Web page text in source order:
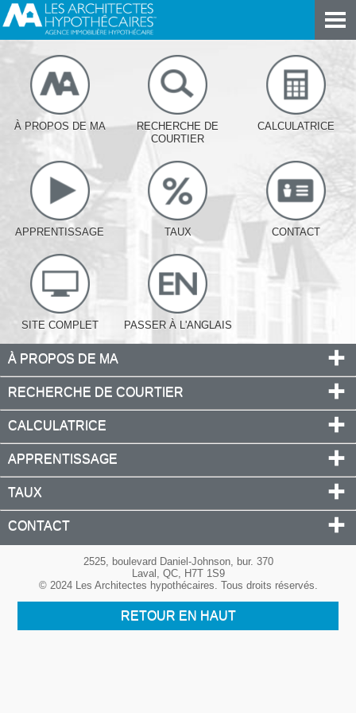
À PROPOS DE MA
RECHERCHE DE
COURTIER
CALCULATRICE
APPRENTISSAGE TAUX CONTACT
SITE COMPLET PASSER À L'ANGLAIS
À PROPOS DE MA
RECHERCHE DE COURTIER
CALCULATRICE
APPRENTISSAGE
TAUX
CONTACT
2525, boulevard Daniel-Johnson, bur. 370
Laval, QC, H7T 1S9
© 2024 Les Architectes hypothécaires. Tous droits réservés.
RETOUR EN HAUT